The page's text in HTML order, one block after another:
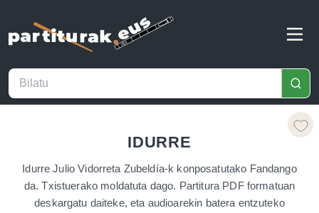
IDURRE
Idurre Julio Vidorreta Zubeldía-k konposatutako Fandango
da. Txistuerako moldatuta dago. Partitura PDF formatuan
deskargatu daiteke, eta audioarekin batera entzuteko